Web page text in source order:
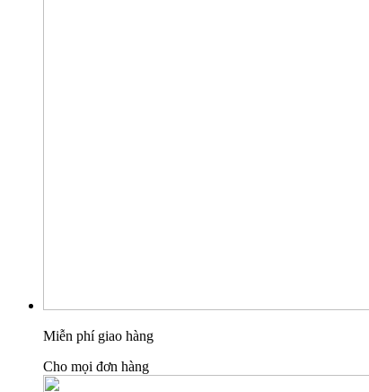
Miễn phí giao hàng
Cho mọi đơn hàng